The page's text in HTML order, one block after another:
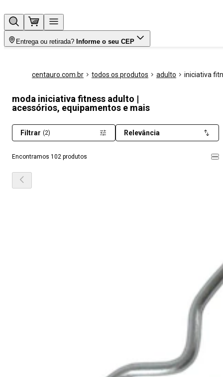
Entrega ou retirada? Informe o seu CEP
centauro.com.br todos os produtos adulto iniciativa
moda iniciativa fitness adulto |
acessórios, equipamentos e mais
Encontramos 102 produtos
Filtrar (2) Relevância